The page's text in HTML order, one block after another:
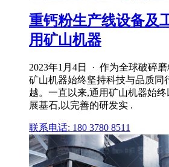
重钙粉生产线设备及
用矿山机器
2023年1月4日 · 作为全球破碎
矿山机器始终坚持科技与品质同
越。一直以来,通用矿山机器始
展基石,以完善的研发实 .
联系电话: 180 3780 8511